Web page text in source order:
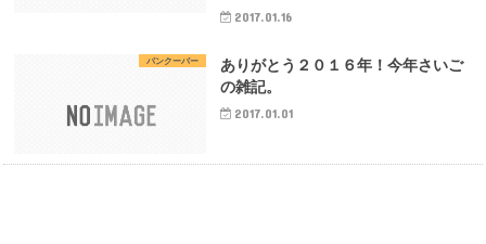
2017.01.16
バンクーバー
ありがとう２０１６年！今年さいご
の雑記。
2017.01.01